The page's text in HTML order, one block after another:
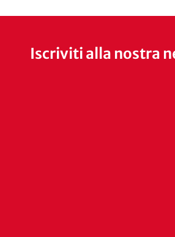
Iscriviti alla nostra